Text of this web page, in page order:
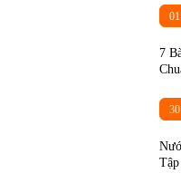
7